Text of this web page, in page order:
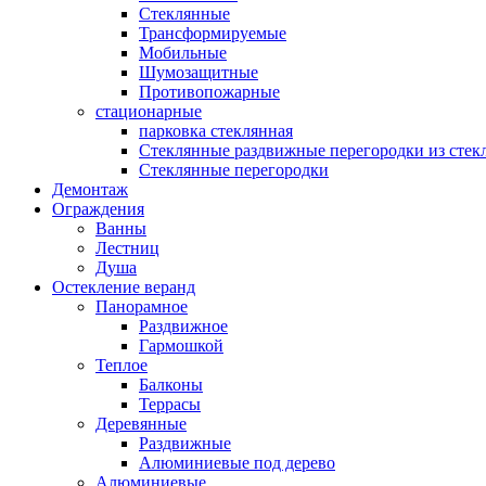
Стеклянные
Трансформируемые
Мобильные
Шумозащитные
Противопожарные
стационарные
парковка стеклянная
Стеклянные раздвижные перегородки из
Стеклянные перегородки
Демонтаж
Ограждения
Ванны
Лестниц
Душа
Остекление веранд
Панорамное
Раздвижное
Гармошкой
Теплое
Балконы
Террасы
Деревянные
Раздвижные
Алюминиевые под дерево
Алюминиевые